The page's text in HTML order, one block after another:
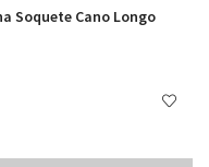
Soquete Cano Longo